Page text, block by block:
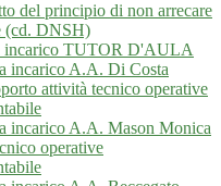
del principio di non arrecare
(cd. DNSH)
incarico TUTOR D'AULA
incarico A.A. Di Costa
attività tecnico operative
incarico A.A. Mason Monica
operative